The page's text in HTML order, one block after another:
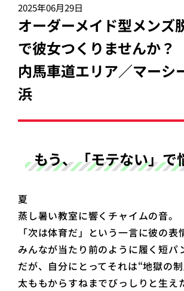
2025年06月29日
オーダーメイド型メンズ
で彼女つくりませんか
内馬車道エリア／マーシ
浜
もう、「モテない」で
夏
蒸し暑い教室に響くチャイムの音。
「次は体育だ」という一言に彼の表
みんなが当たり前のように履く短パ
だが、自分にとってそれは“地獄の制
太ももからすねまでびっしりと生え